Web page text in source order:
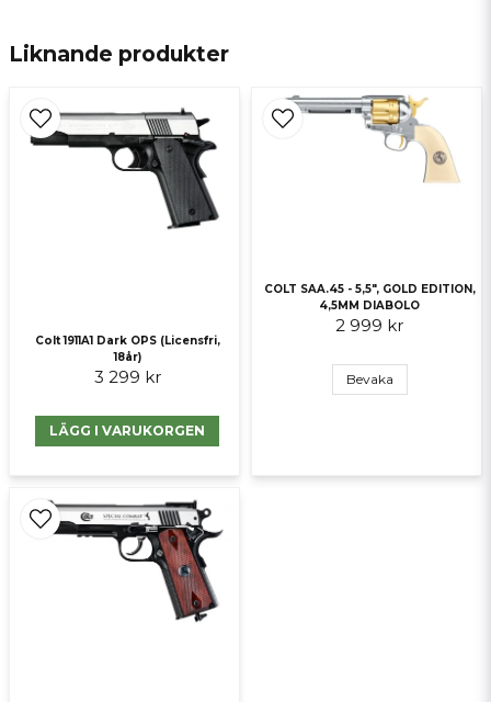
email
E-postadress
Ja, ni får publicera min fråga
Skicka fråga
Liknande produkter
Colt 1911A1 Dark OPS (Licensfri,
18år)
3 299 kr
LÄGG I VARUKORGEN
COLT SAA.45 - 5,5", GOLD EDITION,
4,5MM DIABOLO
2 999 kr
Bevaka